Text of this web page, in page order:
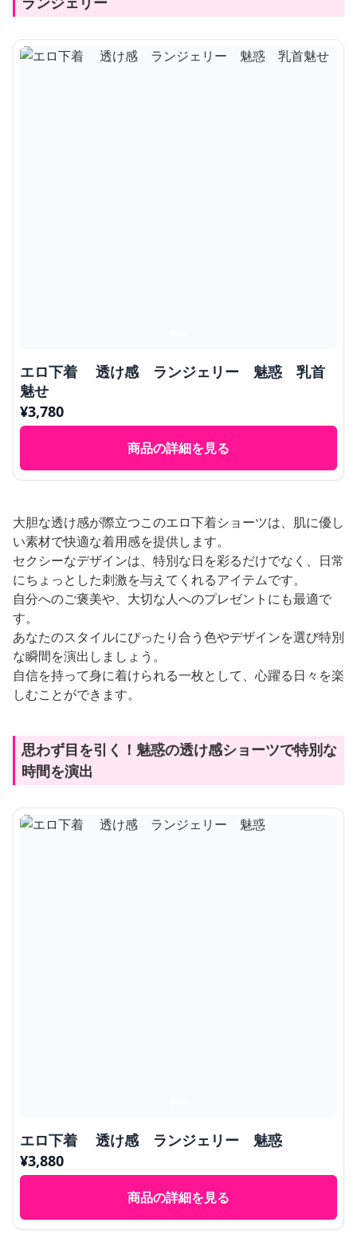
エロ下着 透け感 ランジェリー 魅惑 乳首
魅せ
¥3,780
商品の詳細を見る
大胆な透け感が際立つこのエロ下着ショーツは、肌に優し
い素材で快適な着用感を提供します。
セクシーなデザインは、特別な日を彩るだけでなく、日常
にちょっとした刺激を与えてくれるアイテムです。
自分へのご褒美や、大切な人へのプレゼントにも最適で
す。
あなたのスタイルにぴったり合う色やデザインを選び特別
な瞬間を演出しましょう。
自信を持って身に着けられる一枚として、心躍る日々を楽
しむことができます。
思わず目を引く！魅惑の透け感ショーツで特別な
時間を演出
エロ下着 透け感 ランジェリー 魅惑
¥3,880
商品の詳細を見る